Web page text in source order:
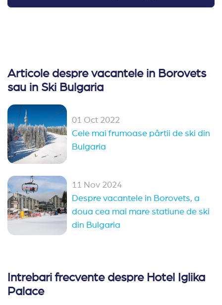
Articole despre vacantele in Borovets
sau in Ski Bulgaria
01 Oct 2022
Cele mai frumoase pârtii de ski din
Bulgaria
11 Nov 2024
Despre vacantele in Borovets, a
doua cea mai mare statiune de ski
din Bulgaria
Intrebari frecvente despre Hotel Iglika
Palace